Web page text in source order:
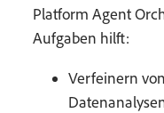
Platform Agent
Aufgaben hilft:
Verfeinern